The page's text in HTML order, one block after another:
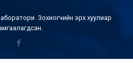
Зохиогчийн эрх хуулиар